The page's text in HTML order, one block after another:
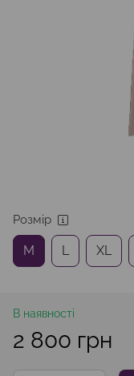
Розмір
M L XL
В наявності
2 800 грн